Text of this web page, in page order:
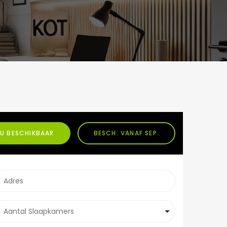
BESCHIKBAAR BESCH. VANAF SEP.